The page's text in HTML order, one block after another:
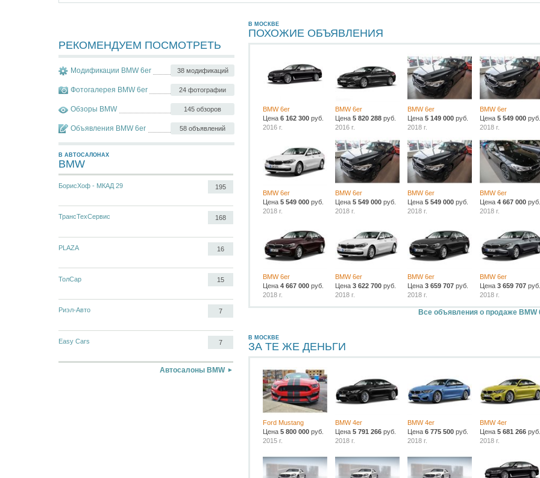
РЕКОМЕНДУЕМ ПОСМОТРЕТЬ
38 модификаций
Модификации BMW 6er
24 фотографии
Фотогалерея BMW 6er
145 обзоров
Обзоры BMW
58 объявлений
Объявления BMW 6er
В АВТОСАЛОНАХ
BMW
БорисХоф - МКАД 29 195
ТрансТехСервис 168
PLAZA 16
ТолСар 15
Риэл-Авто 7
Easy Cars 7
Автосалоны BMW
В МОСКВЕ
ПОХОЖИЕ ОБЪЯВЛЕНИЯ
BMW 6er
Цена6 162 300 руб.
2016 г.
BMW 6er
Цена5 820 288 руб.
2016 г.
BMW 6er
Цена 5 149 000руб.
2018 г.
BMW 6er
Цена 5 549 000руб.
2018 г.
BMW 6er
Цена5 549 000 руб.
2018 г.
BMW 6er
Цена5 549 000 руб.
2018 г.
BMW 6er
Цена 5 549 000руб.
2018 г.
BMW 6er
Цена 4 667 000руб.
2018 г.
BMW 6er
Цена4 667 000 руб.
2018 г.
BMW 6er
Цена3 622 700 руб.
2018 г.
BMW 6er
Цена 3 659 707руб.
2018 г.
BMW 6er
Цена 3 659 707руб.
2018 г.
Все объявления о продаже BMW
В МОСКВЕ
ЗА ТЕ ЖЕ ДЕНЬГИ
Ford Mustang
Цена5 800 000 руб.
2015 г.
BMW 4er
Цена5 791 266 руб.
2018 г.
BMW 4er
Цена 6 775 500руб.
2018 г.
BMW 4er
Цена 5 681 266руб.
2018 г.